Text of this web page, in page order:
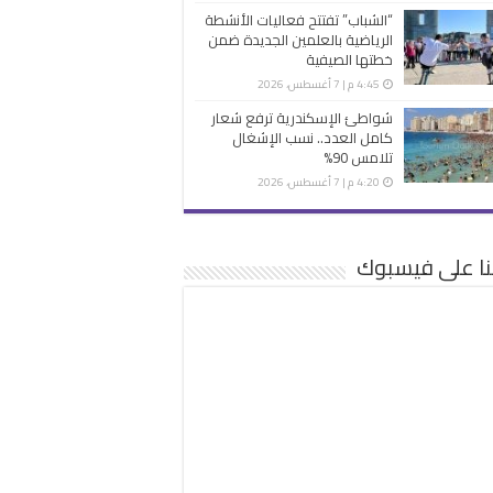
“الشباب” تفتتح فعاليات الأنشطة
الرياضية بالعلمين الجديدة ضمن
خطتها الصيفية
4:45 م | 7 أغسطس، 2026
شواطئ الإسكندرية ترفع شعار
كامل العدد.. نسب الإشغال
تلامس 90%
4:20 م | 7 أغسطس، 2026
على فيسبوك